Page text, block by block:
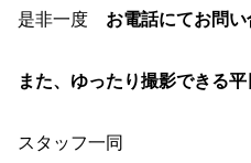
是非一度 お電話にてお問い
また、ゆったり撮影できる
スタッフ一同